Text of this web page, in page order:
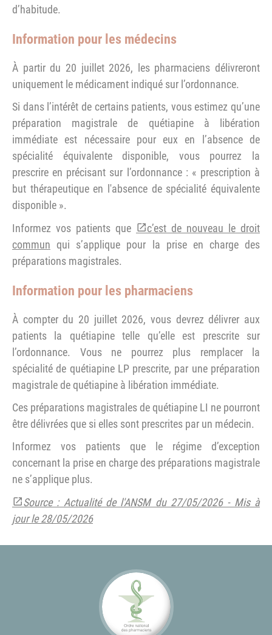
d’habitude.
Information pour les médecins
À partir du 20 juillet 2026, les pharmaciens délivreront
uniquement le médicament indiqué sur l’ordonnance.
Si dans l’intérêt de certains patients, vous estimez qu’une
préparation magistrale de quétiapine à libération
immédiate est nécessaire pour eux en l’absence de
spécialité équivalente disponible, vous pourrez la
prescrire en précisant sur l’ordonnance : « prescription à
but thérapeutique en l'absence de spécialité équivalente
disponible ».
Informez vos patients que
c’est de nouveau le droit
commun qui s’applique pour la prise en charge des
préparations magistrales.
Information pour les pharmaciens
À compter du 20 juillet 2026, vous devrez délivrer aux
patients la quétiapine telle qu’elle est prescrite sur
l’ordonnance. Vous ne pourrez plus remplacer la
spécialité de quétiapine LP prescrite, par une préparation
magistrale de quétiapine à libération immédiate.
Ces préparations magistrales de quétiapine LI ne pourront
être délivrées que si elles sont prescrites par un médecin.
Informez vos patients que le régime d’exception
concernant la prise en charge des préparations magistrale
ne s’applique plus.
Source : Actualité de l'ANSM du 27/05/2026 - Mis à
jour le 28/05/2026